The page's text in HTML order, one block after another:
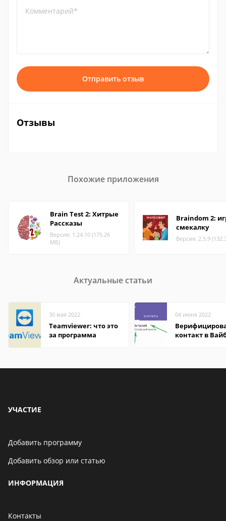
Комментарий*
Отправить отзыв
Отзывы
Похожие приложения
Brain Test 2: Хитрые
Рассказы
Версия: 1.24.10 (175.26
МБ)
Braindom 2:
смекалку
Версия: 2.5.9
Актуальные статьи
30 мая 2022
Teamviewer: что это
за программа
04 июня 2022
контакт в
УЧАСТИЕ
Добавить программу
Добавить обзор или статью
ИНФОРМАЦИЯ
Контакты